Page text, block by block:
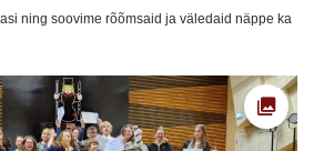
ning soovime rõõmsaid ja väledaid näppe ka
Ava